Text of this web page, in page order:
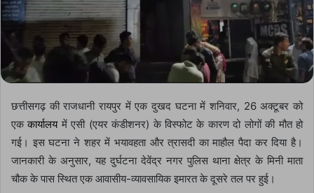
छत्तीसगढ़ की राजधानी रायपुर में एक दुखद घटना में शनिवार, 26 अक्टूबर को
एककार्यालयमें एसी (एयर कंडीशनर) के विस्फोट के कारण दो लोगों की मौत हो
गई। इस घटना ने शहर में भयावहता और त्रासदी का माहौल पैदा कर दिया है।
जानकारी के अनुसार, यह दुर्घटना देवेंद्र नगर पुलिस थाना क्षेत्र के मिनी माता
चौक के पास स्थित एक आवासीय-व्यावसायिक इमारत के दूसरे तल पर हुई।